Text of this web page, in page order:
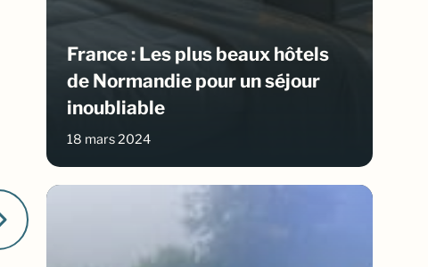
France : Les plus beaux hôtels
de Normandie pour un séjour
inoubliable
18 mars 2024